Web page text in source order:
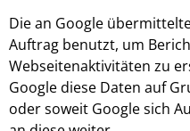
Die an Google
Auftrag benutzt, um
Webseitenaktivitäten zu
Google diese Daten auf
oder soweit Google sich